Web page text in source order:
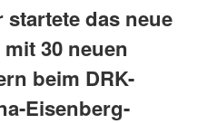
startete das neue
30 neuen
beim DRK-
Eisenberg-